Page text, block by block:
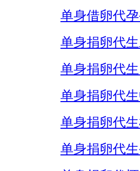
单身借卵代孕
单身捐卵代
单身捐卵代
单身捐卵代
单身捐卵代
单身捐卵代生